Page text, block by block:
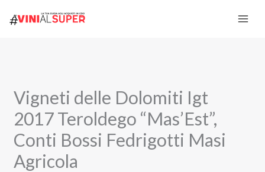
Vigneti delle Dolomiti Igt
2017 Teroldego “Mas’Est”,
Conti Bossi Fedrigotti Masi
Agricola